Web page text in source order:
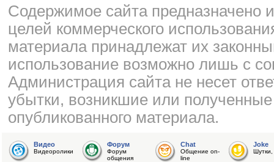
Cодержимое сайта предназначено
целей коммерческого
материала принадлежат их
использование возможно лишь с
Администрация сайта не несет
убытки, возникшие или
опубликованного материала.
Видео
Видеоролики
Форум
Форум
общения
Chat
Общение on-
line
Joke